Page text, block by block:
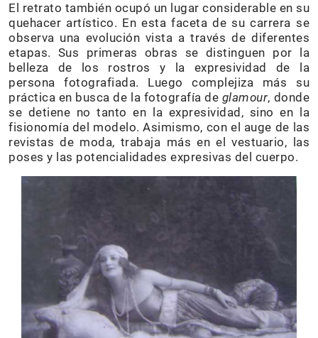
El retrato también ocupó un lugar considerable en su
quehacer artístico. En esta faceta de su carrera se
observa una evolución vista a través de diferentes
etapas. Sus primeras obras se distinguen por la
belleza de los rostros y la expresividad de la
persona fotografiada. Luego complejiza más su
práctica en busca de la fotografía de glamour, donde
se detiene no tanto en la expresividad, sino en la
fisionomía del modelo. Asimismo, con el auge de las
revistas de moda, trabaja más en el vestuario, las
poses y las potencialidades expresivas del cuerpo.